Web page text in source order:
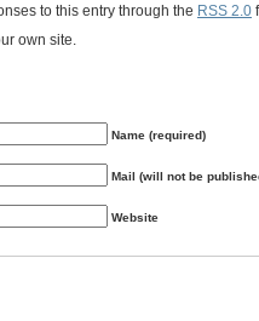
to this entry through the RSS 2.0
own site.
Name (required)
Mail (will not be
Website